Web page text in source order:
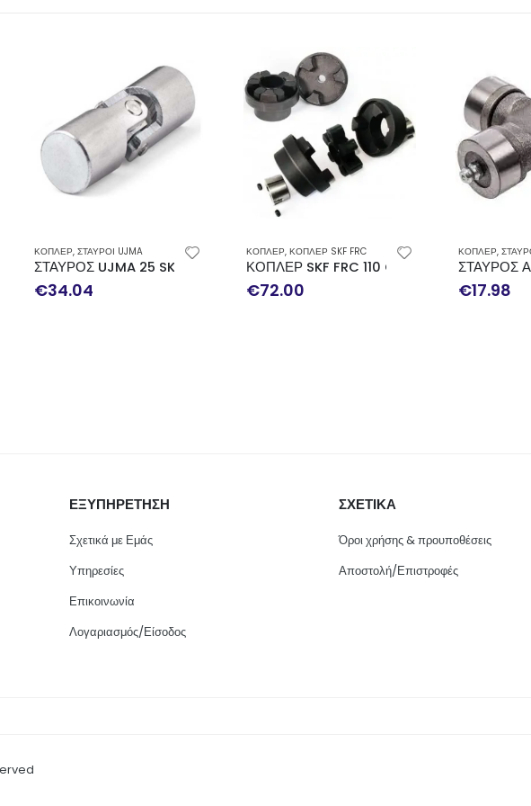
ΚΟΠΛΕΡ, ΣΤΑΥΡΟΙ UJMA
ΣΤΑΥΡΟΣ UJMA 25 SKF
€34.04
ΚΟΠΛΕΡ, ΚΟΠΛΕΡ SKF FRC
ΚΟΠΛΕΡ SKF FRC 110 COMPLETE
€72.00
ΚΟΠΛΕΡ, ΣΤΑΥΡΟΙ
ΣΤΑΥΡΟΣ
€17.98
ΕΞΥΠΗΡΕΤΗΣΗ
Σχετικά με Εμάς
Υπηρεσίες
Επικοινωνία
Λογαριασμός/Είσοδος
ΣΧΕΤΙΚΑ
Όροι χρήσης & προυποθέσεις
Αποστολή/Επιστροφές